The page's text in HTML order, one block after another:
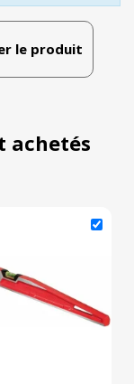
le produit
achetés